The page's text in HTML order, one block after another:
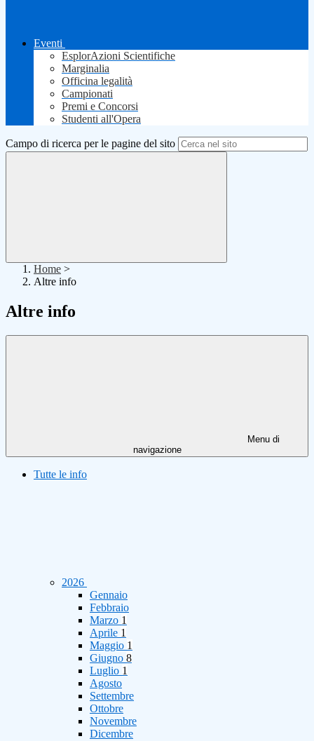
Eventi
EsplorAzioni Scientifiche
Marginalia
Officina legalità
Campionati
Premi e Concorsi
Studenti all'Opera
Campo di ricerca per le pagine del sito
Home >
Altre info
Altre info
Menu di
navigazione
Tutte le info
2026
Gennaio
Febbraio
Marzo 1
Aprile 1
Maggio 1
Giugno 8
Luglio 1
Agosto
Settembre
Ottobre
Novembre
Dicembre